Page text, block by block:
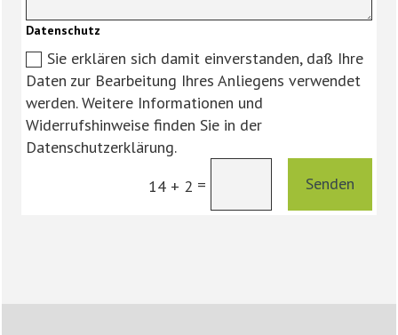
Datenschutz
Sie erklären sich damit einverstanden, daß Ihre
Daten zur Bearbeitung Ihres Anliegens verwendet
werden. Weitere Informationen und
Widerrufshinweise finden Sie in der
Datenschutzerklärung.
14 + 2 = Senden